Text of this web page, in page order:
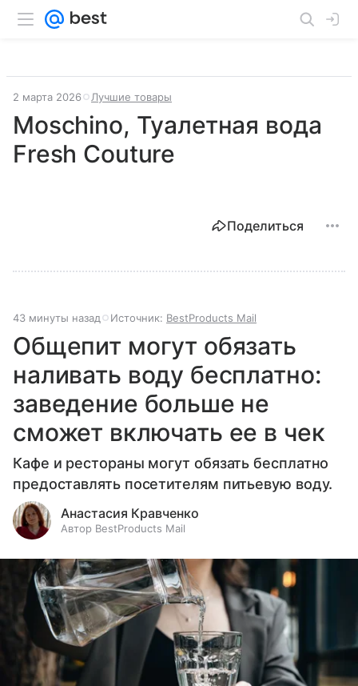
2 марта 2026 Лучшие товары
Moschino, Туалетная вода
Fresh Couture
Поделиться
43 минуты назад Источник: BestProducts Mail
Общепит могут обязать
наливать воду бесплатно:
заведение больше не
сможет включать ее в чек
Кафе и рестораны могут обязать бесплатно
предоставлять посетителям питьевую воду.
Анастасия Кравченко
Автор BestProducts Mail